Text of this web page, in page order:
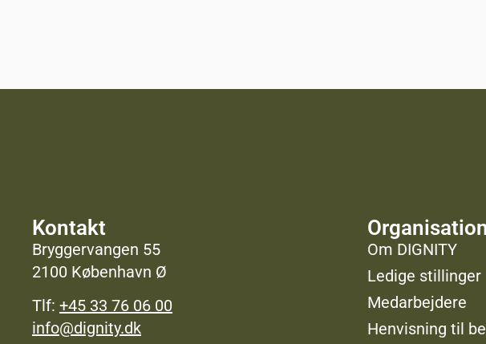
Kontakt
Bryggervangen 55
2100 København Ø
Tlf: +45 33 76 06 00
info@dignity.dk
Organisation
Om DIGNITY
Ledige stillinger
Medarbejdere
Henvisning til